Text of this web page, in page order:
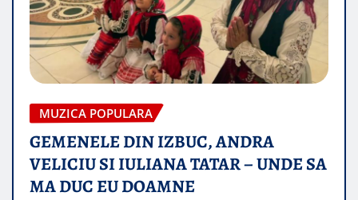
MUZICA POPULARA
GEMENELE DIN IZBUC, ANDRA
VELICIU SI IULIANA TATAR – UNDE SA
MA DUC EU DOAMNE